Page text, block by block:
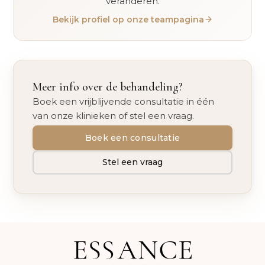
Bekijk profiel op onze teampagina
Meer info over de behandeling?
Boek een vrijblijvende consultatie in één
van onze klinieken of stel een vraag.
Boek een consultatie
Stel een vraag